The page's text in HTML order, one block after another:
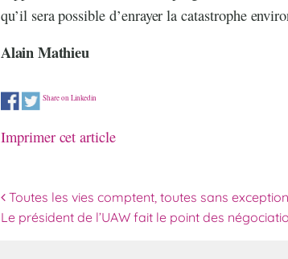
qu’il sera possible d’enrayer la catastrophe
Alain Mathieu
Share on Linkedin
Imprimer cet article
Navigation des articles
Toutes les vies comptent, toutes sans
Le président de l’UAW fait le point des